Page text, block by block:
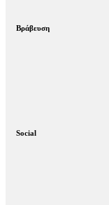
Βράβευση
Social